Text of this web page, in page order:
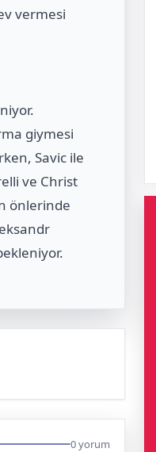
vermesi
giymesi
Savic ile
ve Christ
önlerinde
0 yorum